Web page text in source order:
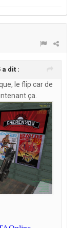
a dit :
le flip car de
ça.